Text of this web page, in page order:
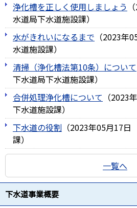
浄化槽を正しく使用しましょう （
水道局下水道施設課）
水がきれいになるまで （2023年
水道施設課）
清掃（浄化槽法第10条）について
下水道局下水道施設課）
合併処理浄化槽について （2023
下水道施設課）
下水道の役割 （2023年05月17日
課）
一覧へ
下水道事業概要